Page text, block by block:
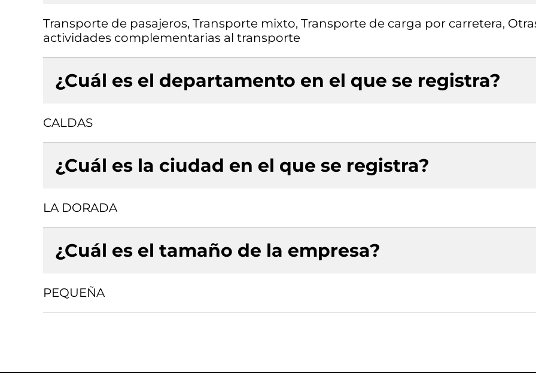
Transporte de pasajeros, Transporte mixto, Transporte de carga por carretera,
actividades complementarias al transporte
¿Cuál es el departamento en el que se registra?
CALDAS
¿Cuál es la ciudad en el que se registra?
LA DORADA
¿Cuál es el tamaño de la empresa?
PEQUEÑA